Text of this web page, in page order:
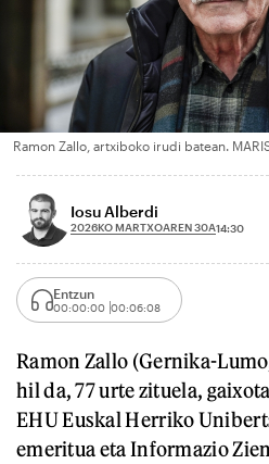
Ramon Zallo, artxiboko irudi batean.
Iosu Alberdi
2026KO MARTXOAREN 30A14:30
Entzun
00:00:00 00:06:08
Ramon Zallo (Gernika-
hil da, 77 urte zituela,
EHU Euskal Herriko
emeritua eta Informazio